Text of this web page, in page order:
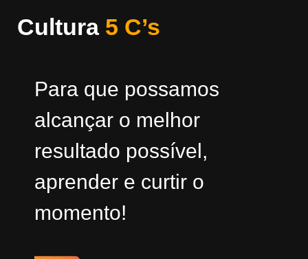
Cultura5 C’s
Para que possamos
alcançar o melhor
resultado possível,
aprender e curtir o
momento!